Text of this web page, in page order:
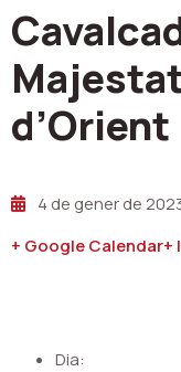
d’Orient
4 de gener de
+ Google Calendar+
Dia: